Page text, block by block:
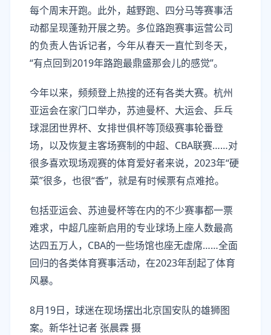
每个周末开跑。此外，越野跑、四分马等赛事活
动都呈现蓬勃开展之势。多位路跑赛事运营公司
的负责人告诉记者，今年从春天一直忙到冬天，
“有点回到2019年路跑最鼎盛那会儿的感觉”。
今年以来，频频登上热搜的还有各类大赛。杭州
亚运会在家门口举办，苏迪曼杯、大运会、乒乓
球混团世界杯、女排世俱杯等顶级赛事轮番登
场，以及恢复主客场赛制的中超、CBA联赛……对
很多喜欢现场观赛的体育爱好者来说，2023年“硬
菜”很多，也很“香”，就是有时候票有点难抢。
包括亚运会、苏迪曼杯等在内的不少赛事都一票
难求，中超几座新启用的专业球场上座人数最高
达四五万人，CBA的一些场馆也座无虚席……全面
回归的各类体育赛事活动，在2023年刮起了体育
风暴。
8月19日，球迷在现场摆出北京国安队的雄狮图
案。新华社记者 张晨霖 摄